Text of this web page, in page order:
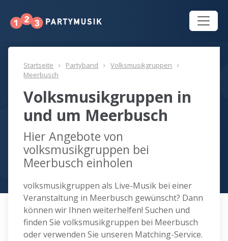
Startseite Partyband
Volksmusikgruppen
Meerbusch
Volksmusikgruppen in
und um Meerbusch
Hier Angebote von
volksmusikgruppen bei
Meerbusch einholen
volksmusikgruppen als Live-Musik bei einer
Veranstaltung in Meerbusch gewünscht? Dann
können wir Ihnen weiterhelfen! Suchen und
finden Sie volksmusikgruppen bei Meerbusch
oder verwenden Sie unseren Matching-Service.